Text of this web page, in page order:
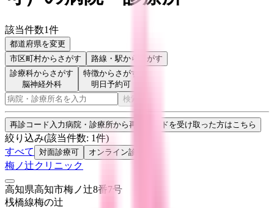
該当件数1件
都道府県を変更
市区町村からさがす 路線・駅からさがす
診療科からさがす
脳神経外科
特徴からさがす
明日予約可
検索
再診コード入力病院・診療所から再診コードを受け取った方はこちら
絞り込み(該当件数: 1件)
すべて
対面診療可 オンライン診療可
梅ノ辻クリニック
高知県高知市梅ノ辻8番7号
桟橋線梅の辻